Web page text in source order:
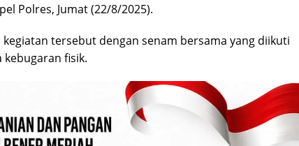
Polres, Jumat (22/8/2025).
tersebut dengan senam bersama yang diikuti
fisik.